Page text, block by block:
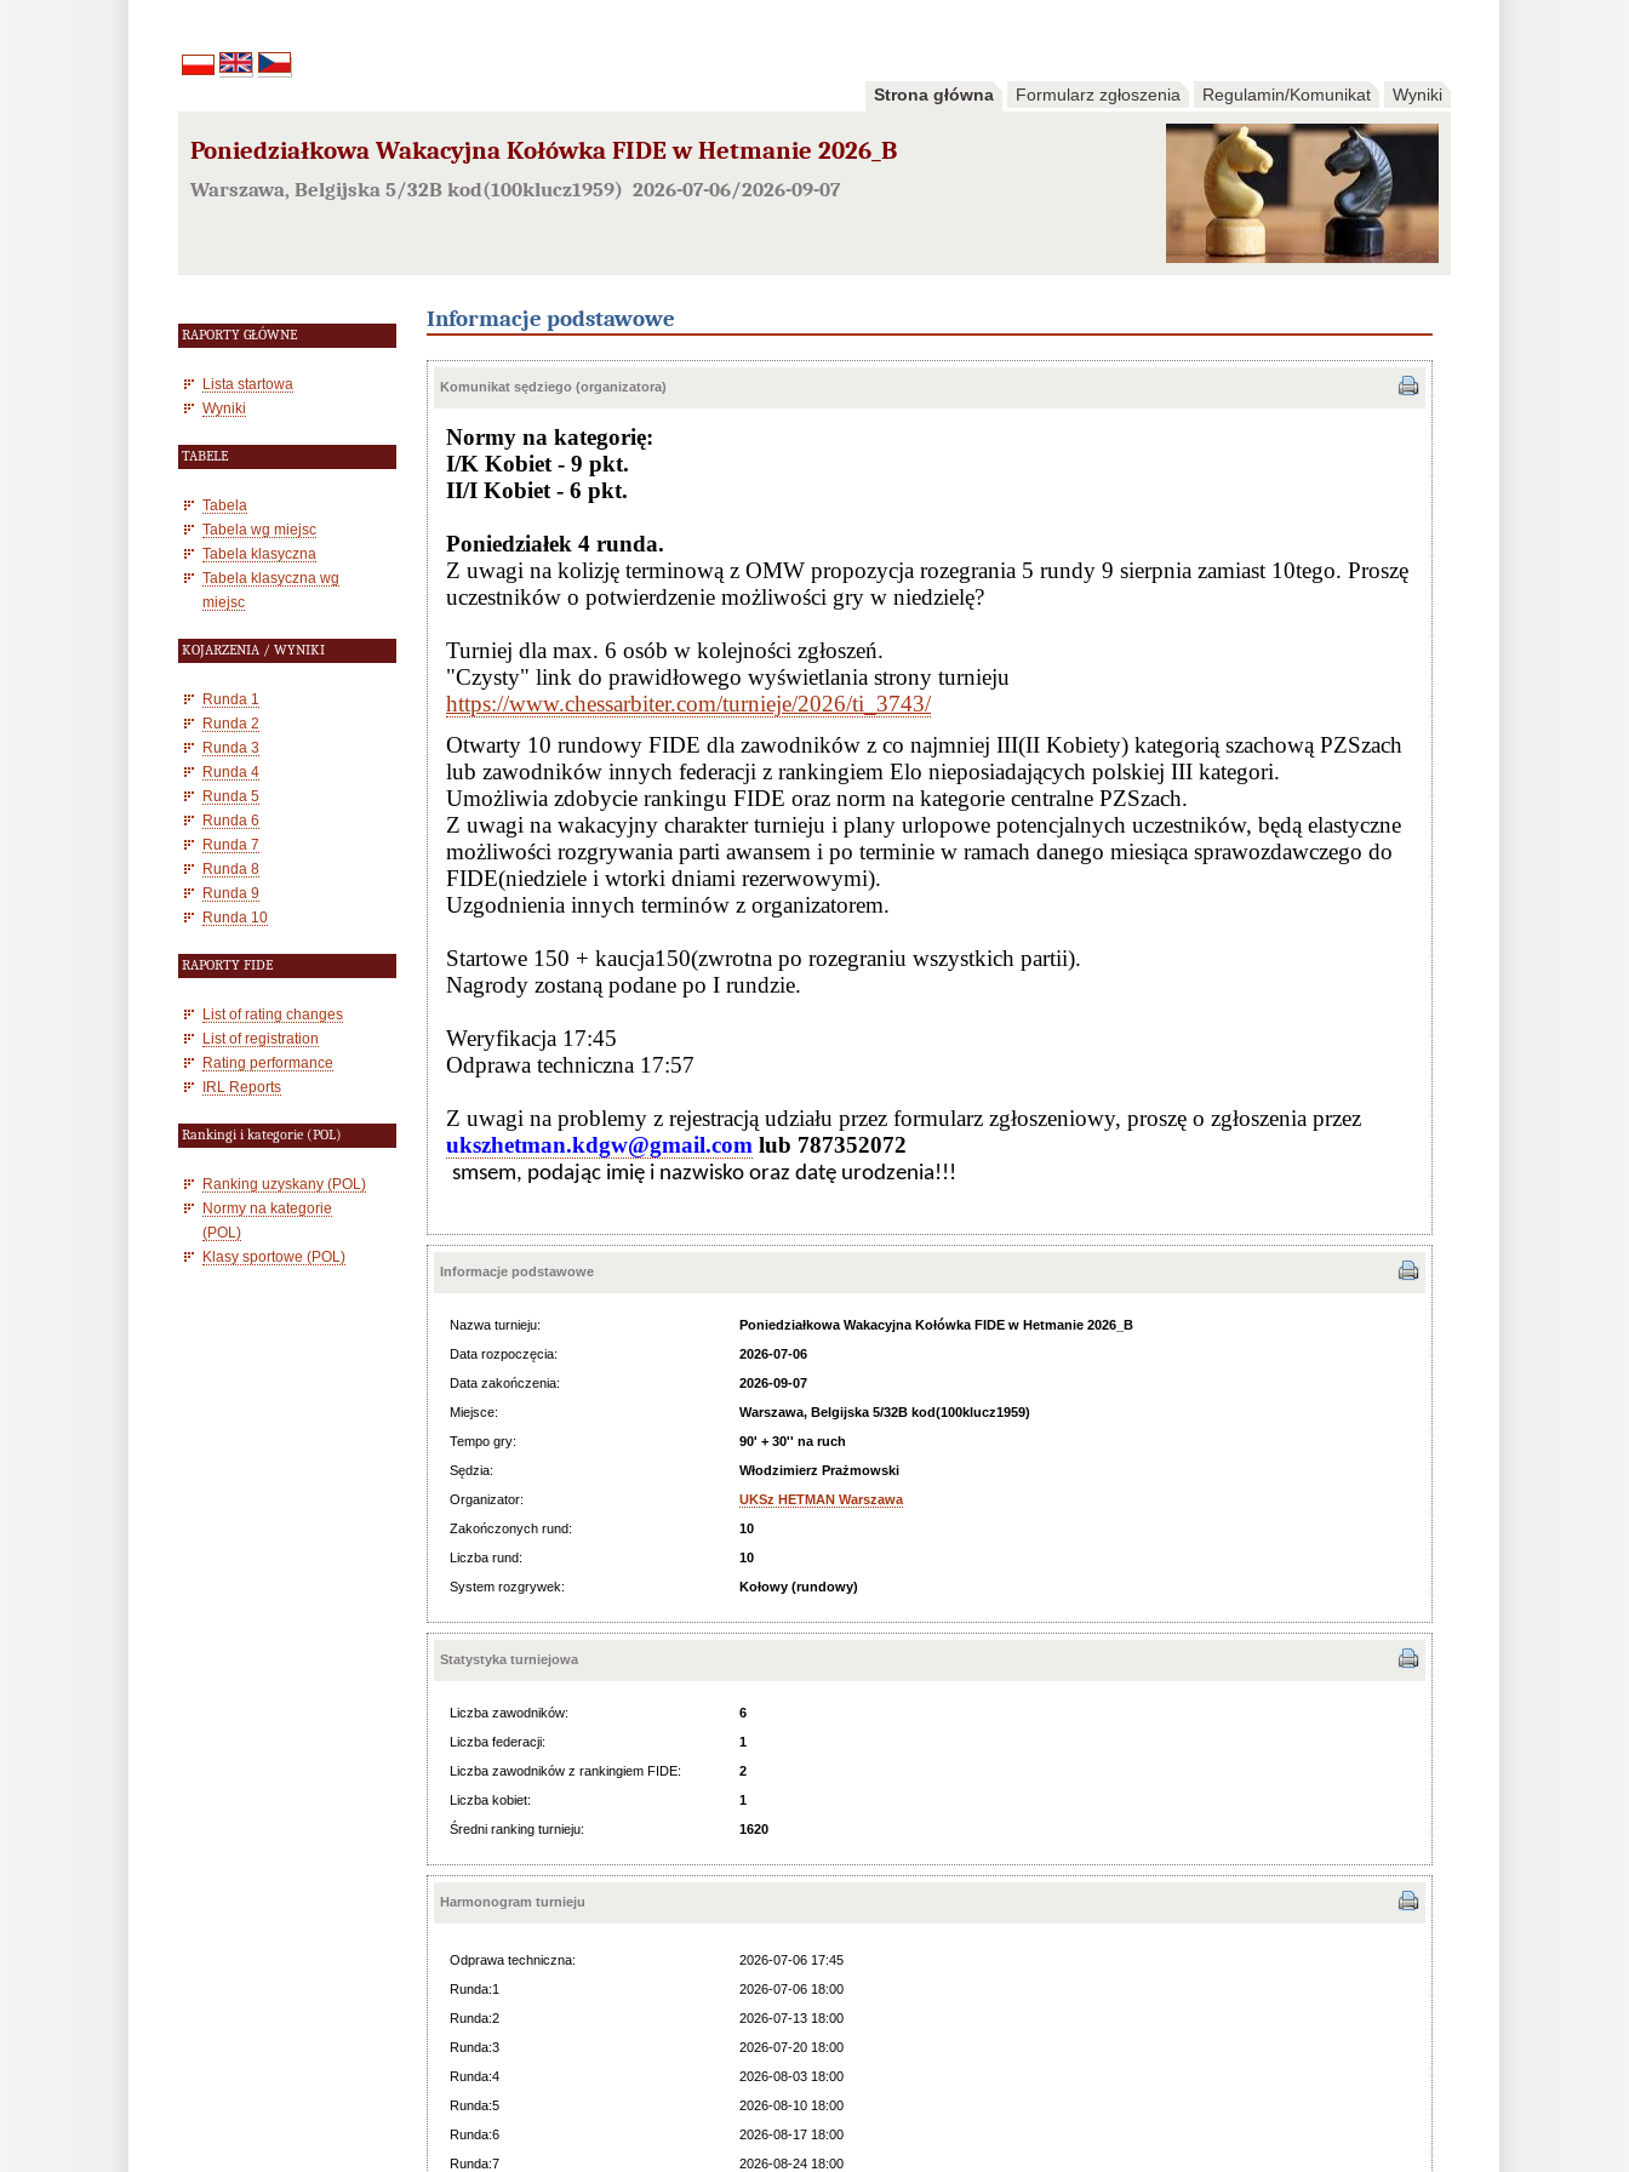
Strona główna Formularz zgłoszenia Regulamin/Komunikat Wyniki
Poniedziałkowa Wakacyjna Kołówka FIDE w Hetmanie 2026_B
Warszawa, Belgijska 5/32B kod(100klucz1959) 2026-07-06/2026-09-07
RAPORTY GŁÓWNE
Lista startowa
Wyniki
TABELE
Tabela
Tabela wg miejsc
Tabela klasyczna
Tabela klasyczna wg
miejsc
KOJARZENIA / WYNIKI
Runda 1
Runda 2
Runda 3
Runda 4
Runda 5
Runda 6
Runda 7
Runda 8
Runda 9
Runda 10
RAPORTY FIDE
List of rating changes
List of registration
Rating performance
IRL Reports
Rankingi i kategorie (POL)
Ranking uzyskany (POL)
Normy na kategorie
(POL)
Klasy sportowe (POL)
Informacje podstawowe
Komunikat sędziego (organizatora)
Normy na kategorię:
I/K Kobiet - 9 pkt.
II/I Kobiet - 6 pkt.
Poniedziałek 4 runda.
Z uwagi na kolizję terminową z OMW propozycja rozegrania 5 rundy 9 sierpnia zamiast 10tego. Proszę
uczestników o potwierdzenie możliwości gry w niedzielę?
Turniej dla max. 6 osób w kolejności zgłoszeń.
"Czysty" link do prawidłowego wyświetlania strony turnieju
https://www.chessarbiter.com/turnieje/2026/ti_3743/
Otwarty 10 rundowy FIDE dla zawodników z co najmniej III(II Kobiety) kategorią szachową PZSzach
lub zawodników innych federacji z rankingiem Elo nieposiadających polskiej III kategori.
Umożliwia zdobycie rankingu FIDE oraz norm na kategorie centralne PZSzach.
Z uwagi na wakacyjny charakter turnieju i plany urlopowe potencjalnych uczestników, będą elastyczne
możliwości rozgrywania parti awansem i po terminie w ramach danego miesiąca sprawozdawczego do
FIDE(niedziele i wtorki dniami rezerwowymi).
Uzgodnienia innych terminów z organizatorem.
Startowe 150 + kaucja150(zwrotna po rozegraniu wszystkich partii).
Nagrody zostaną podane po I rundzie.
Weryfikacja 17:45
Odprawa techniczna 17:57
Z uwagi na problemy z rejestracją udziału przez formularz zgłoszeniowy, proszę o zgłoszenia przez
ukszhetman.kdgw@gmail.com lub 787352072
smsem, podając imię i nazwisko oraz datę urodzenia!!!
Informacje podstawowe
Nazwa turnieju:
Poniedziałkowa Wakacyjna Kołówka FIDE w Hetmanie 2026_B
Data rozpoczęcia:
2026-07-06
Data zakończenia:
2026-09-07
Miejsce:
Warszawa, Belgijska 5/32B kod(100klucz1959)
Tempo gry:
90' + 30'' na ruch
Sędzia:
Włodzimierz Prażmowski
Organizator:
UKSz HETMAN Warszawa
Zakończonych rund:
10
Liczba rund:
10
System rozgrywek:
Kołowy (rundowy)
Statystyka turniejowa
Liczba zawodników:
6
Liczba federacji:
1
Liczba zawodników z rankingiem FIDE:
2
Liczba kobiet:
1
Średni ranking turnieju:
1620
Harmonogram turnieju
Odprawa techniczna:
2026-07-06 17:45
Runda:1
2026-07-06 18:00
Runda:2
2026-07-13 18:00
Runda:3
2026-07-20 18:00
Runda:4
2026-08-03 18:00
Runda:5
2026-08-10 18:00
Runda:6
2026-08-17 18:00
Runda:7
2026-08-24 18:00